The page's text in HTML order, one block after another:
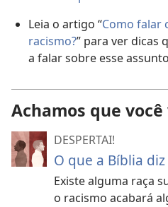
Leia o artigo “Como falar
racismo?” para ver dicas
a falar sobre esse
Achamos que
DESPERTAI!
O que a Bíblia
Existe alguma raça
o racismo acabará